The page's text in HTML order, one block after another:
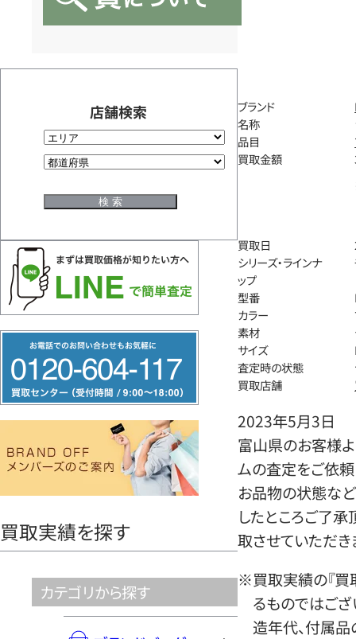
店舗検索
リ
ー
ヤ
買取実績を探す
カテゴリから探す
ブランド
名称
品目
買取金額
買取日
シリーズ・ラインナ
ップ
型番
カラー
素材
サイズ
査定時の状態
買取店舗
2023年5月3日
富山県のお客様よ
ムの査定をご依頼
お品物の状態など
したところご了
取させていただき
※買取実績の『買
るものではござ
造年代、付属品